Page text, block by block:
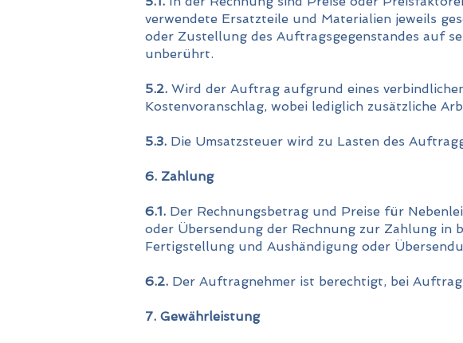
verwendete Ersatzteile und Materialien jeweils
oder Zustellung des Auftragsgegenstandes auf
unberührt.
5.2. Wird der Auftrag aufgrund eines
Kostenvoranschlag, wobei lediglich zusätzliche
5.3. Die Umsatzsteuer wird zu Lasten des
6. Zahlung
6.1. Der Rechnungsbetrag und Preise für
oder Übersendung der Rechnung zur Zahlung in
Fertigstellung und Aushändigung oder
6.2. Der Auftragnehmer ist berechtigt, bei
7. Gewährleistung